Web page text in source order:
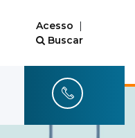
Acesso |
Buscar